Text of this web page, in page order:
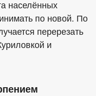
населённых
по новой. По
перерезать
и